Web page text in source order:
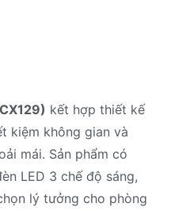
kết hợp thiết kế
kiệm không gian và
mái. Sản phẩm có
LED 3 chế độ sáng,
lý tưởng cho phòng